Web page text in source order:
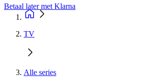
Betaal later met Klarna
TV
Alle series